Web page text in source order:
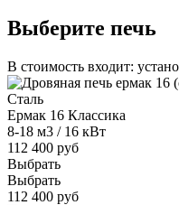
Выберите печь
В стоимость входит:
Сталь
Ермак 16 Классика
8-18 м3 / 16 кВт
112 400 руб
Выбрать
Выбрать
112 400 руб